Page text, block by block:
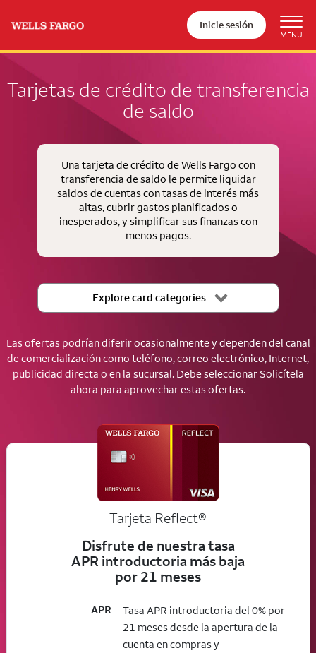
Inicie sesión
Tarjetas de crédito de transferencia
de saldo
Una tarjeta de crédito de Wells Fargo con
transferencia de saldo le permite liquidar
saldos de cuentas con tasas de interés más
altas, cubrir gastos planificados o
inesperados, y simplificar sus finanzas con
menos pagos.
Explore card categories
Las ofertas podrían diferir ocasionalmente y dependen del canal
de comercialización como teléfono, correo electrónico, Internet,
publicidad directa o en la sucursal. Debe seleccionar Solicítela
ahora para aprovechar estas ofertas.
Tarjeta Reflect®
Disfrute de nuestra tasa
APR introductoria más baja
por 21 meses
APR
Tasa APR introductoria del 0% por
21 meses desde la apertura de la
cuenta en compras y